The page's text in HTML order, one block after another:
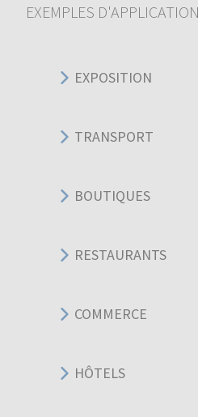
EXEMPLES D'APPLICATION
EXPOSITION
TRANSPORT
BOUTIQUES
RESTAURANTS
COMMERCE
HÔTELS